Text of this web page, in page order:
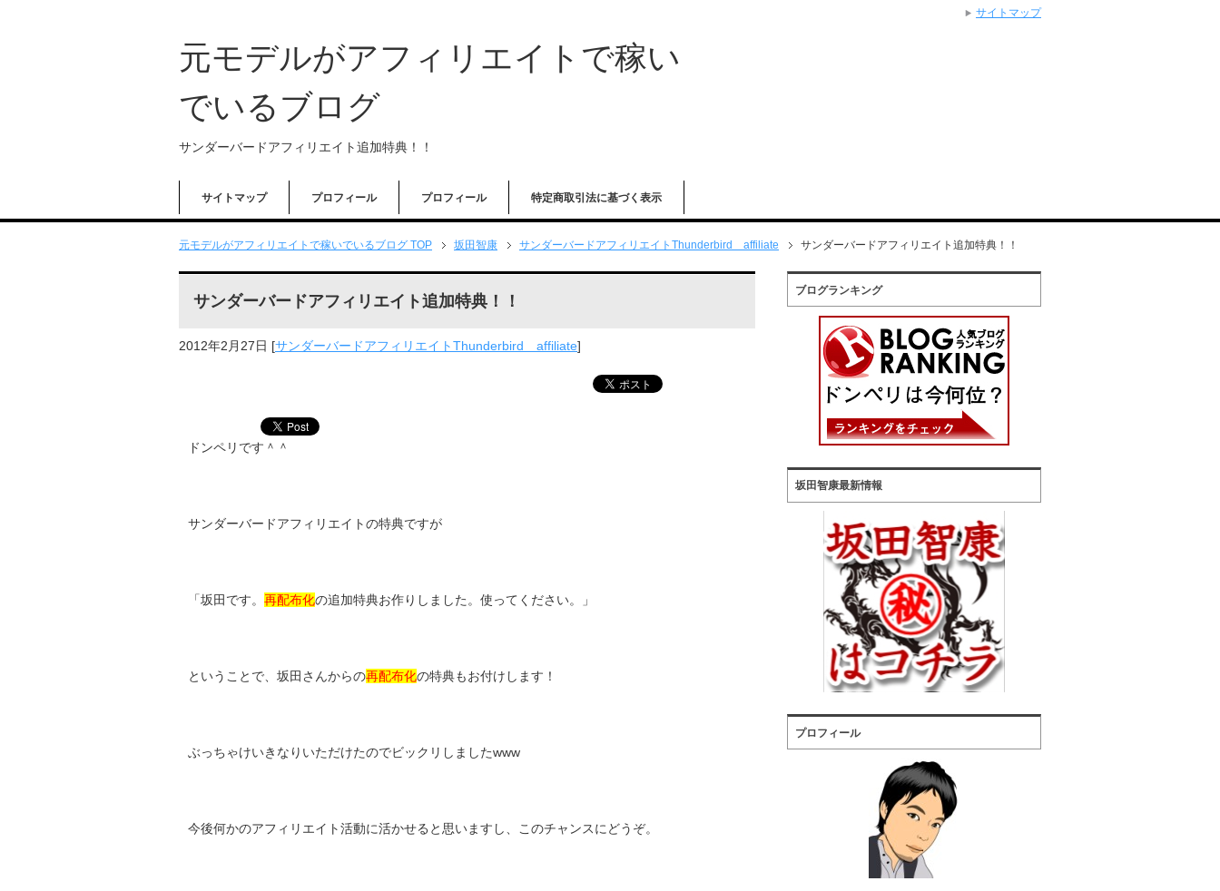
元モデルがアフィリエイトで稼い
でいるブログ
サンダーバードアフィリエイト追加特典！！
サイトマップ プロフィール プロフィール 特定商取引法に基づく表示
元モデルがアフィリエイトで稼いでいるブログ TOP 坂田智康 サンダーバードアフィリエイトThunderbird affiliate サンダーバードアフィリエイト追加特典！！
サンダーバードアフィリエイト追加特典！！
2012年2月27日 [サンダーバードアフィリエイトThunderbird affiliate]
ドンペリです＾＾
サンダーバードアフィリエイトの特典ですが
「坂田です。 再配布化の追加特典お作りしました。使ってください。」
ということで、坂田さんからの再配布化の特典もお付けします！
ぶっちゃけいきなりいただけたのでビックリしましたwww
今後何かのアフィリエイト活動に活かせると思いますし、このチャンスにどうぞ。
ブログランキング
坂田智康最新情報
プロフィール
サイトマップ